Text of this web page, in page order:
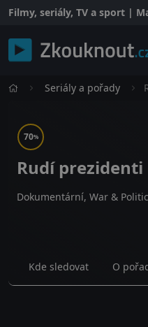
Filmy, seriály, TV a sport |
Seriály a pořady
70%
Rudí prezidenti
Dokumentární, War &
Kde sledovat O